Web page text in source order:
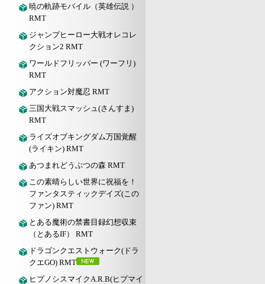
暁の軌跡モバイル（英雄伝説 ）
RMT
ジャンプヒーロー大戦オレコレ
クション2 RMT
ワールドフリッパー (ワーフリ)
RMT
アクション対魔忍 RMT
三国大戦スマッシュ(さんすま)
RMT
ライズオブキングダム万国覚醒
(ライキン) RMT
あつまれどうぶつの森 RMT
この素晴らしい世界に祝福を！
ファンタスティックデイズ(この
ファン) RMT
とある魔術の禁書目録幻想収束
（とあるIF） RMT
ドラゴンクエストウォーク(ドラ
クエGO) RMT
ヒプノシスマイクA.R.B(ヒプマイ